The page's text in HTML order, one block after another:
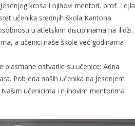
krosa i njihovi mentori, prof. Lejla
učenika srednjih škola Kantona
u atletskim disciplinama na Ilidži.
a učenici naše škole već godinama
ostvarile su učenice: Adna
Pobjeda naših učenika na Jesenjem
učenicima i njihovim mentorima